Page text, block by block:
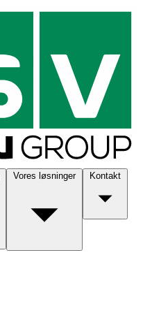
Vores løsninger Kontakt